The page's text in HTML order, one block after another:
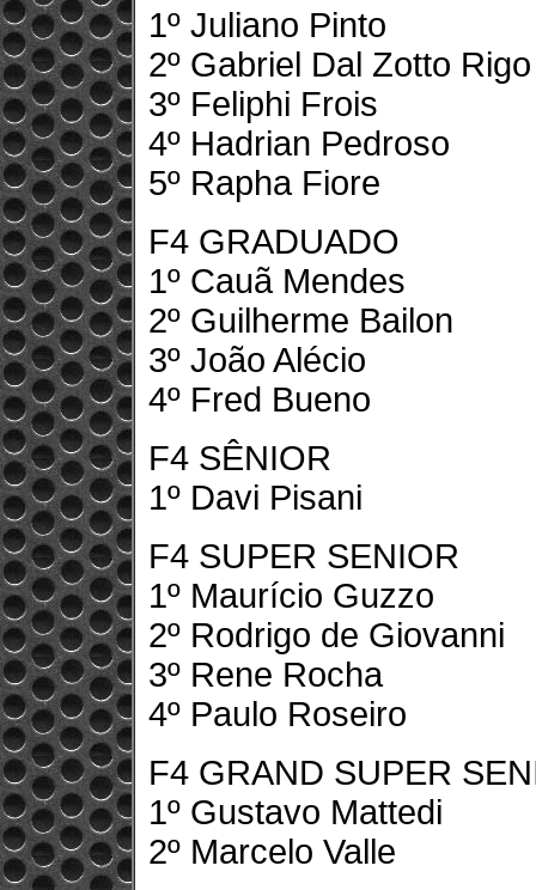
1º Juliano Pinto
2º Gabriel Dal Zotto Rigo
3º Feliphi Frois
4º Hadrian Pedroso
5º Rapha Fiore
F4 GRADUADO
1º Cauã Mendes
2º Guilherme Bailon
3º João Alécio
4º Fred Bueno
F4 SÊNIOR
1º Davi Pisani
F4 SUPER SENIOR
1º Maurício Guzzo
2º Rodrigo de Giovanni
3º Rene Rocha
4º Paulo Roseiro
F4 GRAND SUPER
1º Gustavo Mattedi
2º Marcelo Valle